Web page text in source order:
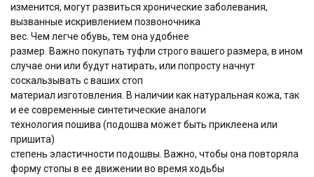
изменится, могут развиться хронические заболевания,
вызванные искривлением позвоночника
вес. Чем легче обувь, тем она удобнее
размер. Важно покупать туфли строго вашего размера, в ином
случае они или будут натирать, или попросту начнут
соскальзывать с ваших стоп
материал изготовления. В наличии как натуральная кожа, так
и ее современные синтетические аналоги
технология пошива (подошва может быть приклеена или
пришита)
степень эластичности подошвы. Важно, чтобы она повторяла
форму стопы в ее движении во время ходьбы